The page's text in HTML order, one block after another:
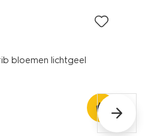
bloemen lichtgeel